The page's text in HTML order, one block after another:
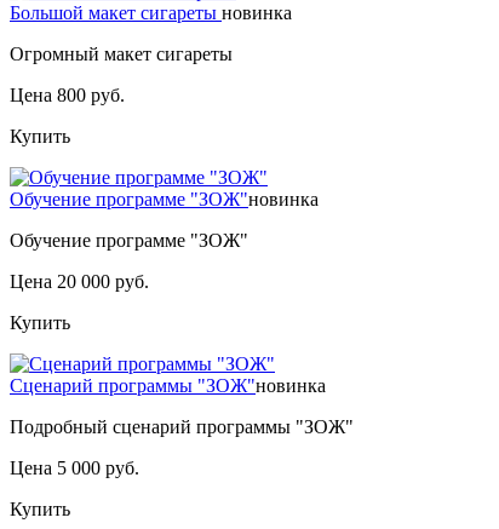
Большой макет сигареты новинка
Огромный макет сигареты
Цена 800 руб.
Купить
Обучение программе "ЗОЖ"новинка
Обучение программе "ЗОЖ"
Цена 20 000 руб.
Купить
Сценарий программы "ЗОЖ"новинка
Подробный сценарий программы "ЗОЖ"
Цена 5 000 руб.
Купить